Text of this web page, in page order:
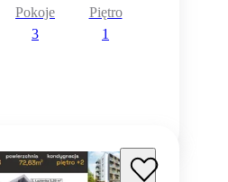
Pokoje
3
Piętro
1